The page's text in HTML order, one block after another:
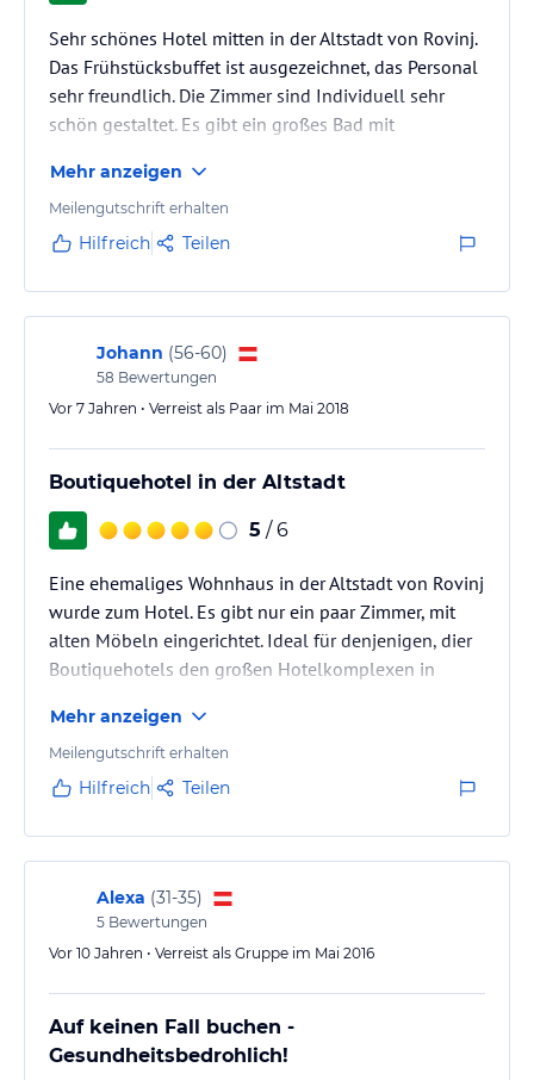
Sehr schönes Hotel mitten in der Altstadt von Rovinj.
Das Frühstücksbuffet ist ausgezeichnet, das Personal
sehr freundlich. Die Zimmer sind Individuell sehr
schön gestaltet. Es gibt ein großes Bad mit
Mehr anzeigen
Meilengutschrift erhalten
Hilfreich Teilen
Johann (56-60)
58 Bewertungen
Vor 7 Jahren • Verreist als Paar im Mai 2018
Boutiquehotel in der Altstadt
5 / 6
Eine ehemaliges Wohnhaus in der Altstadt von Rovinj
wurde zum Hotel. Es gibt nur ein paar Zimmer, mit
alten Möbeln eingerichtet. Ideal für denjenigen, dier
Boutiquehotels den großen Hotelkomplexen in
Mehr anzeigen
Meilengutschrift erhalten
Hilfreich Teilen
Alexa (31-35)
5 Bewertungen
Vor 10 Jahren • Verreist als Gruppe im Mai 2016
Auf keinen Fall buchen -
Gesundheitsbedrohlich!